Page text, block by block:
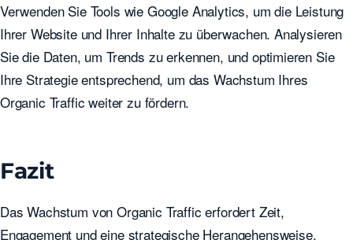
Verwenden Sie Tools wie Google Analytics, um die Leistung
Ihrer Website und Ihrer Inhalte zu überwachen. Analysieren
Sie die Daten, um Trends zu erkennen, und optimieren Sie
Ihre Strategie entsprechend, um das Wachstum Ihres
Organic Traffic weiter zu fördern.
Fazit
Das Wachstum von Organic Traffic erfordert Zeit,
Engagement und eine strategische Herangehensweise.